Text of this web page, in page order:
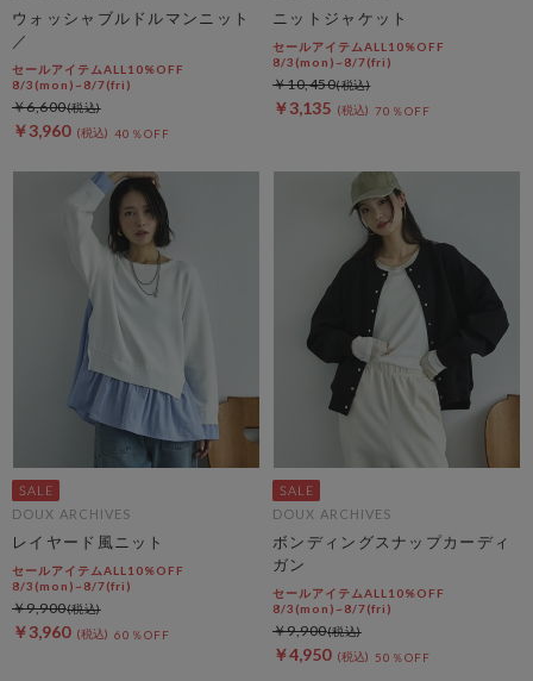
ウォッシャブルドルマンニット
／
セールアイテムALL10%OFF
8/3(mon)~8/7(fri)
￥3,960 40％OFF
￥6,600
ニットジャケット
セールアイテムALL10%OFF
8/3(mon)~8/7(fri)
￥3,135 70％OFF
￥10,450
DOUX ARCHIVES
レイヤード風ニット
セールアイテムALL10%OFF
8/3(mon)~8/7(fri)
￥3,960 60％OFF
￥9,900
DOUX ARCHIVES
ボンディングスナップカーディ
ガン
セールアイテムALL10%OFF
8/3(mon)~8/7(fri)
￥4,950 50％OFF
￥9,900